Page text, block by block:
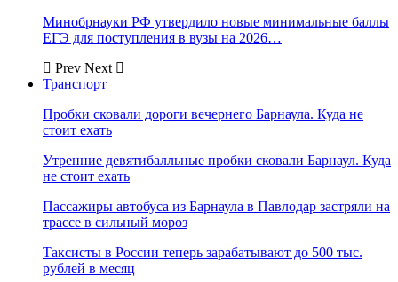
Минобрнауки РФ утвердило новые минимальные баллы
ЕГЭ для поступления в вузы на 2026…
Prev Next
Транспорт
Пробки сковали дороги вечернего Барнаула. Куда не
стоит ехать
Утренние девятибалльные пробки сковали Барнаул. Куда
не стоит ехать
Пассажиры автобуса из Барнаула в Павлодар застряли на
трассе в сильный мороз
Таксисты в России теперь зарабатывают до 500 тыс.
рублей в месяц